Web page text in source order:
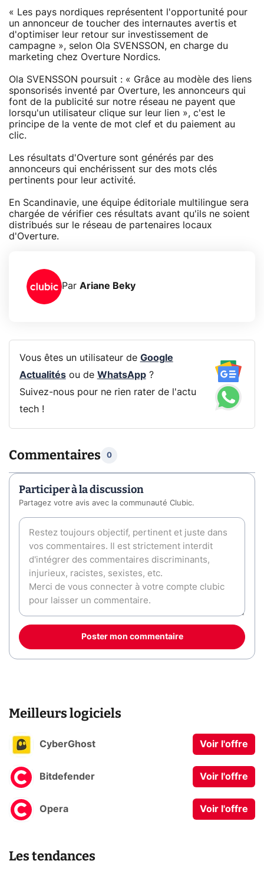
« Les pays nordiques représentent l'opportunité pour
un annonceur de toucher des internautes avertis et
d'optimiser leur retour sur investissement de
campagne », selon Ola SVENSSON, en charge du
marketing chez Overture Nordics.
Ola SVENSSON poursuit : « Grâce au modèle des liens
sponsorisés inventé par Overture, les annonceurs qui
font de la publicité sur notre réseau ne payent que
lorsqu'un utilisateur clique sur leur lien », c'est le
principe de la vente de mot clef et du paiement au
clic.
Les résultats d'Overture sont générés par des
annonceurs qui enchérissent sur des mots clés
pertinents pour leur activité.
En Scandinavie, une équipe éditoriale multilingue sera
chargée de vérifier ces résultats avant qu'ils ne soient
distribués sur le réseau de partenaires locaux
d'Overture.
Par Ariane Beky
Vous êtes un utilisateur de Google
Actualitésou de WhatsApp?
Suivez-nous pour ne rien rater de l'actu
tech !
Commentaires 0
Participer à la discussion
Partagez votre avis avec la communauté Clubic.
Poster mon commentaire
Meilleurs logiciels
CyberGhost Voir l'offre
Bitdefender Voir l'offre
Opera Voir l'offre
Les tendances